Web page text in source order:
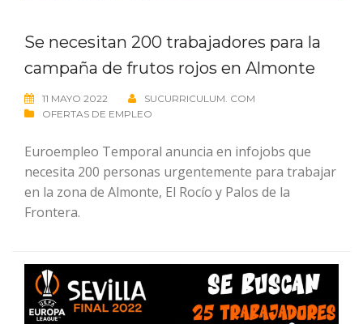
Se necesitan 200 trabajadores para la
campaña de frutos rojos en Almonte
11 MAYO 2022
SUCURRICULUM. COM
OFERTAS DE EMPLEO
Euroempleo Temporal anuncia en infojobs que
necesita 200 personas urgentemente para trabajar
en la zona de Almonte, El Rocío y Palos de la
Frontera.